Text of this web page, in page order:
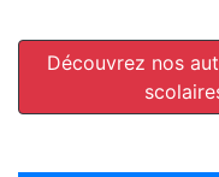
Découvrez nos